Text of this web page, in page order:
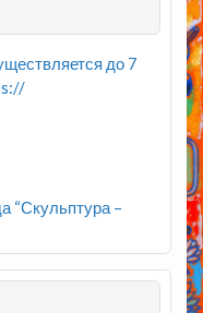
до 7
“Скульптура –